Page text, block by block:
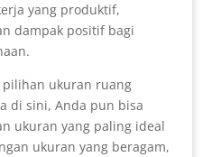
yang produktif,
dampak positif bagi
pilihan ukuran ruang
di sini, Anda pun bisa
ukuran yang paling ideal
ukuran yang beragam,